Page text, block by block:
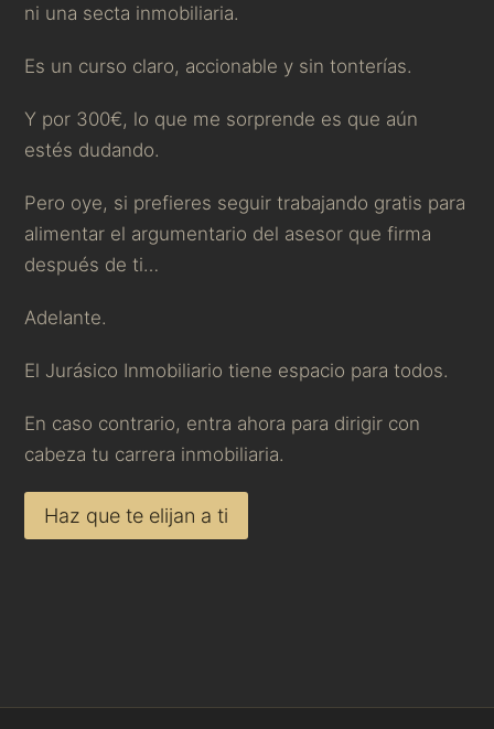
ni una secta inmobiliaria.
Es un curso claro, accionable y sin tonterías.
Y por 300€, lo que me sorprende es que aún
estés dudando.
Pero oye, si prefieres seguir trabajando gratis para
alimentar el argumentario del asesor que firma
después de ti…
Adelante.
El Jurásico Inmobiliario tiene espacio para todos.
En caso contrario, entra ahora para dirigir con
cabeza tu carrera inmobiliaria.
Haz que te elijan a ti